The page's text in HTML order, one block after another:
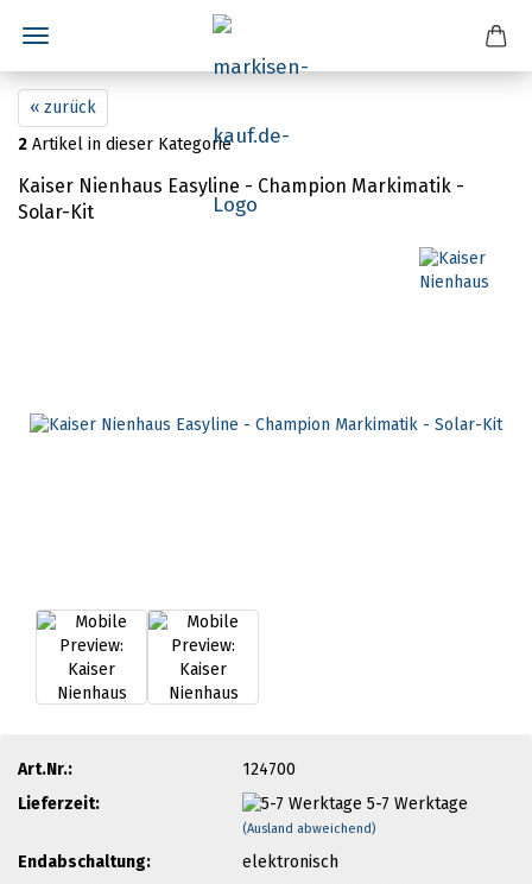
« zurück
2 Artikel in dieser Kategorie
Kaiser Nienhaus Easyline - Champion Markimatik -
Solar-Kit
Art.Nr.:
124700
Lieferzeit:
5-7 Werktage
(Ausland abweichend)
Endabschaltung:
elektronisch